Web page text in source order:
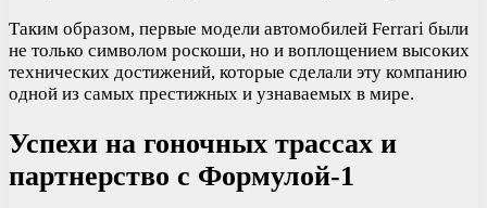
Таким образом, первые модели автомобилей Ferrari были
не только символом роскоши, но и воплощением высоких
технических достижений, которые сделали эту компанию
одной из самых престижных и узнаваемых в мире.
Успехи на гоночных трассах и
партнерство с Формулой-1